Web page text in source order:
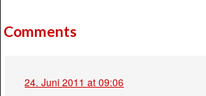
Comments
24. Juni 2011 at 09:06